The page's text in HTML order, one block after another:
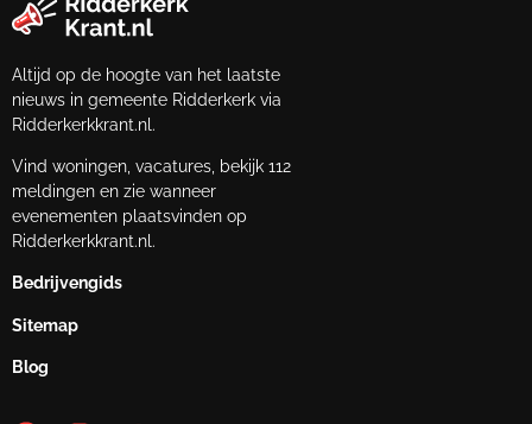
Altijd op de hoogte van het laatste
nieuws in gemeente Ridderkerk via
Ridderkerkkrant.nl.
Vind woningen, vacatures, bekijk 112
meldingen en zie wanneer
evenementen plaatsvinden op
Ridderkerkkrant.nl.
Bedrijvengids
Sitemap
Blog